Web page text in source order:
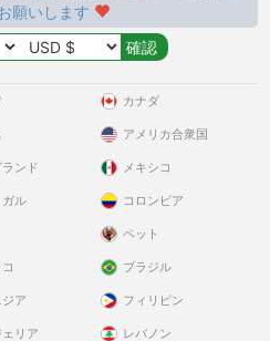
願いします
ンド
ガル
カナダ
アメリカ合衆国
メキシコ
コロンビア
ペット
ア
リア
ブラジル
フィリピン
レバノン